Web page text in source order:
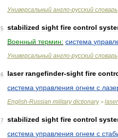
Универсальный англо-русский словарь
5 stabilized sight fire control
Военный термин: система
Универсальный англо-русский словарь
6 laser rangefinder-sight fire
система управления огнем с
English-Russian military dictionary> laser
7 stabilized sight fire control
система управления огнем с